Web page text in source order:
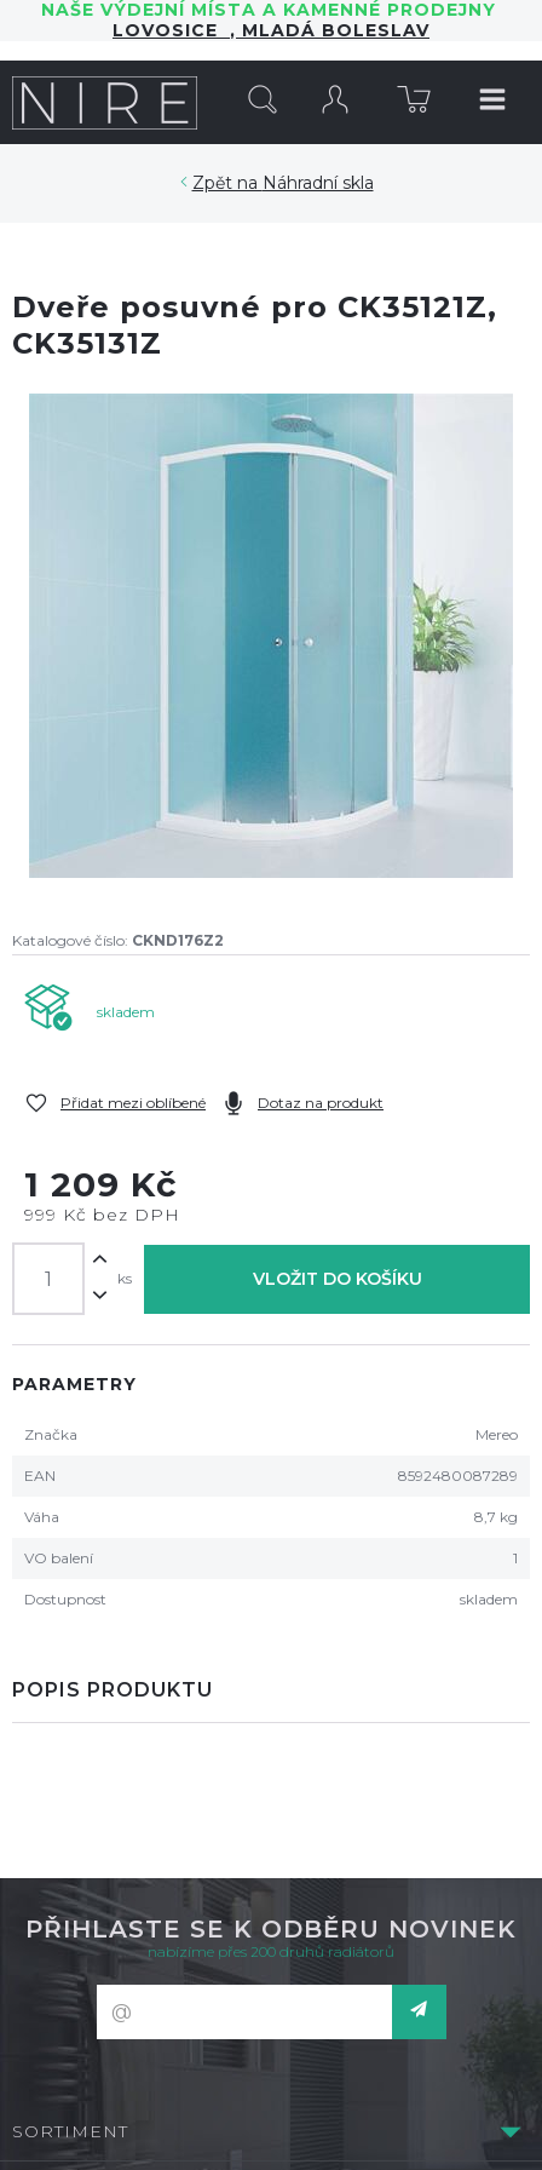
NAŠE VÝDEJNÍ MÍSTA A KAMENNÉ PRODEJNY
LOVOSICE , MLADÁ BOLESLAV
Náhradní skla
Dveře posuvné pro CK35121Z,
CK35131Z
Katalogové číslo: CKND176Z2
skladem
Přidat mezi oblíbené Dotaz na produkt
1 209 Kč
999 Kč bez DPH
ks VLOŽIT DO KOŠÍKU
PARAMETRY
Značka Mereo
EAN 8592480087289
Váha 8,7 kg
VO balení 1
Dostupnost skladem
POPIS PRODUKTU
PŘIHLASTE SE K ODBĚRU NOVINEK
nabízíme přes 200 druhů radiátorů
SORTIMENT